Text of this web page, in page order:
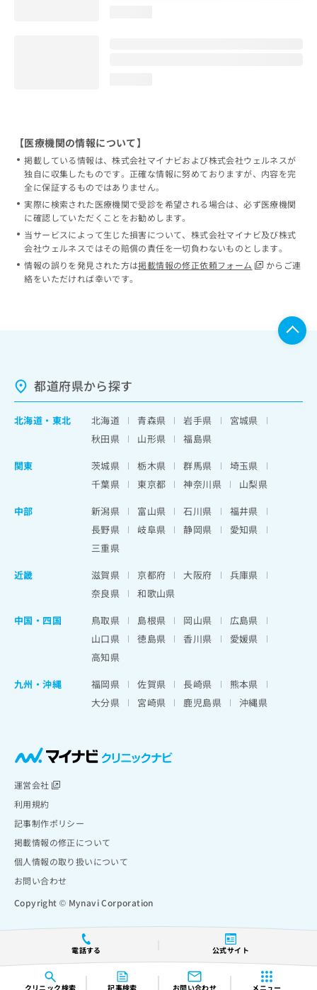
クリニック検索 記事検索 お問い合わせ メニュー
電話する 公式サイト
【医療機関の情報について】
掲載している情報は、株式会社マイナビおよび株式会社ウェルネスが
独自に収集したものです。正確な情報に努めておりますが、内容を完
全に保証するものではありません。
実際に検索された医療機関で受診を希望される場合は、必ず医療機関
に確認していただくことをお勧めします。
当サービスによって生じた損害について、株式会社マイナビ及び株式
会社ウェルネスではその賠償の責任を一切負わないものとします。
情報の誤りを発見された方は掲載情報の修正依頼フォーム
からご連
絡をいただければ幸いです。
都道府県から探す
北海道 ・ 東北 北海道 青森県 岩手県
宮城県
秋田県
山形県
福島県
関東
茨城県 栃木県 群馬県
埼玉県
千葉県
東京都 神奈川県
山梨県
中部
新潟県 富山県 石川県
福井県
長野県
岐阜県 静岡県
愛知県
三重県
近畿
滋賀県 京都府 大阪府
兵庫県
奈良県
和歌山県
中国・四国
鳥取県 島根県 岡山県
広島県
山口県
徳島県 香川県
愛媛県
高知県
九州・沖縄
福岡県 佐賀県 長崎県
熊本県
大分県
宮崎県 鹿児島県 沖縄県
運営会社
利用規約
記事制作ポリシー
掲載情報の修正について
個人情報の取り扱いについて
お問い合わせ
Copyright © Mynavi Corporation